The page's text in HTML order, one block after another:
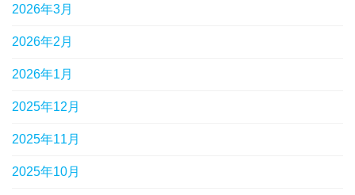
2026年3月
2026年2月
2026年1月
2025年12月
2025年11月
2025年10月